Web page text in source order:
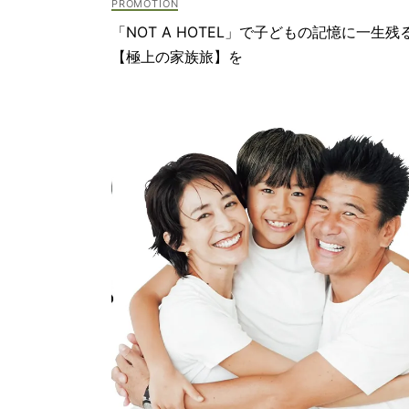
「NOT A HOTEL」で子どもの記憶に一生残
【極上の家族旅】を